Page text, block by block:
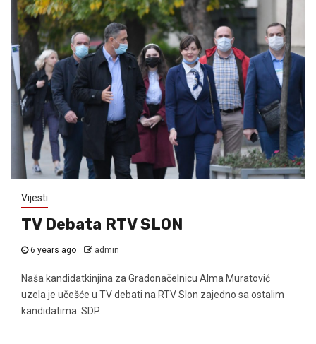
Vijesti
TV Debata RTV SLON
6 years ago admin
Naša kandidatkinjina za Gradonačelnicu Alma Muratović
uzela je učešće u TV debati na RTV Slon zajedno sa ostalim
kandidatima. SDP...